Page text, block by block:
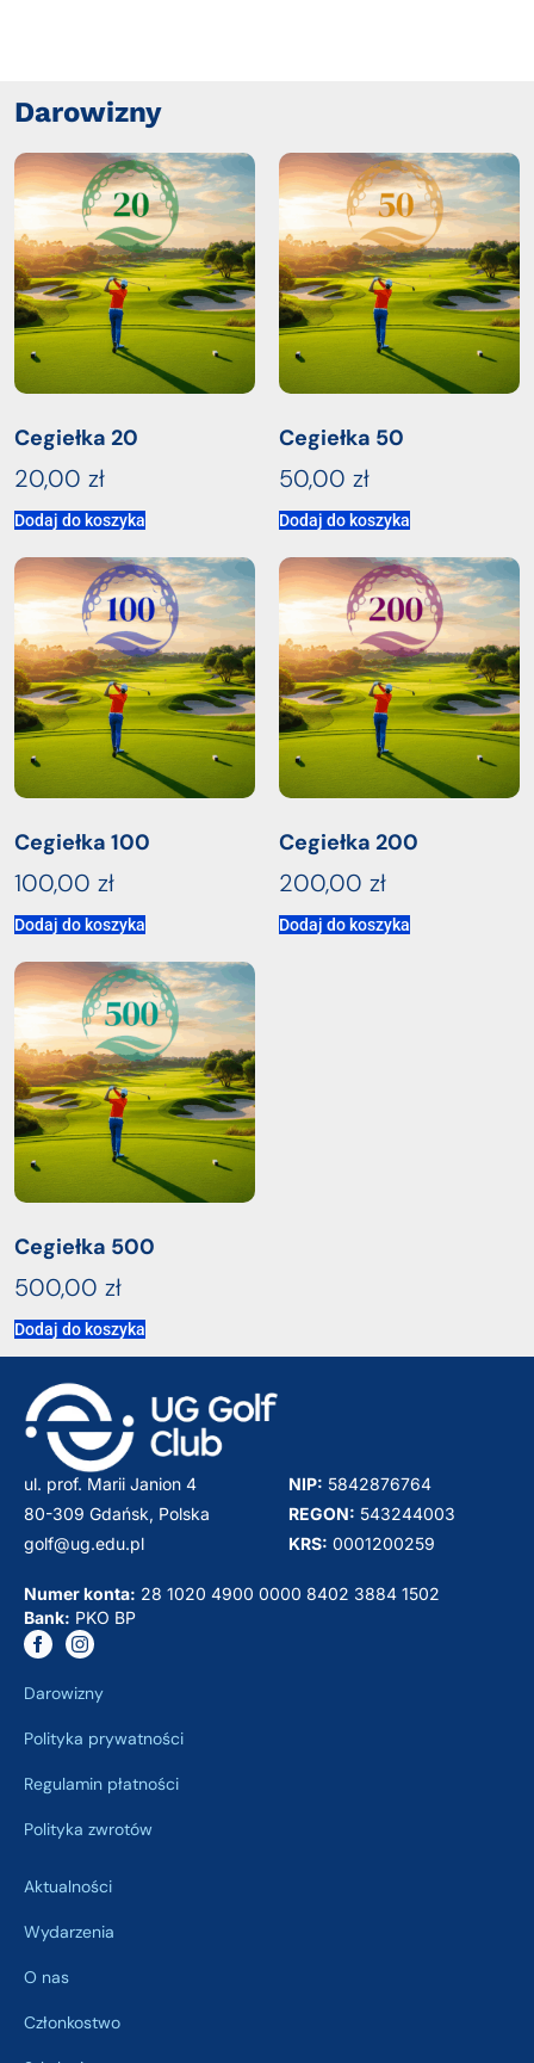
Darowizny
Cegiełka 20
20,00 zł
Dodaj do koszyka
Cegiełka 50
50,00 zł
Dodaj do koszyka
Cegiełka 100
100,00 zł
Dodaj do koszyka
Cegiełka 200
200,00 zł
Dodaj do koszyka
Cegiełka 500
500,00 zł
Dodaj do koszyka
ul. prof. Marii Janion 4 NIP: 5842876764
80-309 Gdańsk, Polska
REGON: 543244003
golf@ug.edu.pl
KRS: 0001200259
Numer konta: 28 1020 4900 0000 8402 3884 1502
Bank: PKO BP
Darowizny
Polityka prywatności
Regulamin płatności
Polityka zwrotów
Aktualności
Wydarzenia
O nas
Członkostwo